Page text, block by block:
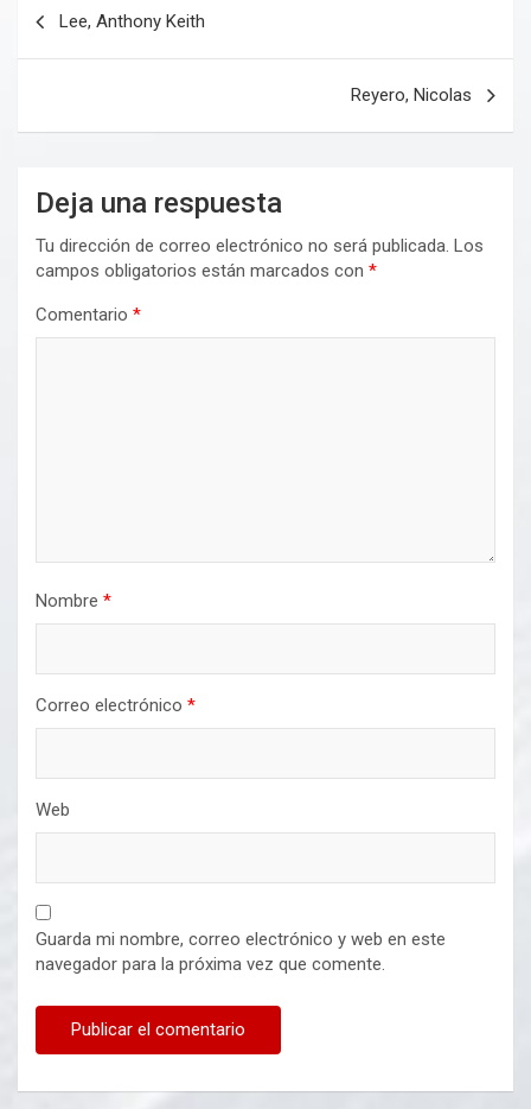
Lee, Anthony Keith
Reyero, Nicolas
Deja una respuesta
Tu dirección de correo electrónico no será publicada. Los
campos obligatorios están marcados con *
Comentario *
Nombre *
Correo electrónico *
Web
Guarda mi nombre, correo electrónico y web en este
navegador para la próxima vez que comente.